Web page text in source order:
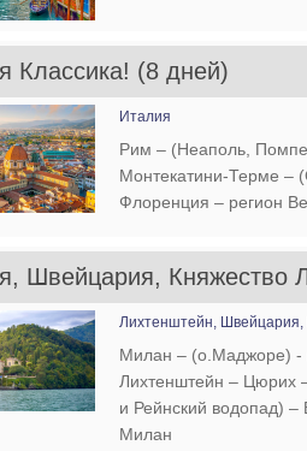
Классика! (8 дней)
Италия
Рим – (Неаполь,
Монтекатини-Терме –
Флоренция – регион
Швейцария, Княжество
Лихтенштейн, Швейцария,
Милан – (о.Маджоре) -
Лихтенштейн –
и Рейнский водопад)
Милан